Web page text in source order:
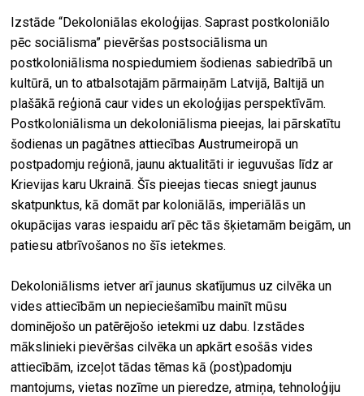
Izstāde “Dekoloniālas ekoloģijas. Saprast postkoloniālo
pēc sociālisma” pievēršas postsociālisma un
postkoloniālisma nospiedumiem šodienas sabiedrībā un
kultūrā, un to atbalsotajām pārmaiņām Latvijā, Baltijā un
plašākā reģionā caur vides un ekoloģijas perspektīvām.
Postkoloniālisma un dekoloniālisma pieejas, lai pārskatītu
šodienas un pagātnes attiecības Austrumeiropā un
postpadomju reģionā, jaunu aktualitāti ir ieguvušas līdz ar
Krievijas karu Ukrainā. Šīs pieejas tiecas sniegt jaunus
skatpunktus, kā domāt par koloniālās, imperiālās un
okupācijas varas iespaidu arī pēc tās šķietamām beigām, un
patiesu atbrīvošanos no šīs ietekmes.
Dekoloniālisms ietver arī jaunus skatījumus uz cilvēka un
vides attiecībām un nepieciešamību mainīt mūsu
dominējošo un patērējošo ietekmi uz dabu. Izstādes
mākslinieki pievēršas cilvēka un apkārt esošās vides
attiecībām, izceļot tādas tēmas kā (post)padomju
mantojums, vietas nozīme un pieredze, atmiņa, tehnoloģiju